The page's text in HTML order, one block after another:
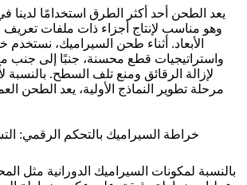
يعد الطحن أحد أكثر الطرق استخدامًا لدينا
وهو مناسب لإنتاج أجزاء ذات ملفات تعريف
الأبعاد. أثناء طحن السيراميك،
واستراتيجيات قطع محسنة، جنبًا إلى
لإزالة الرقائق ومنع تلف السطح. بالنسبة
مرحلة تطوير النماذج الأولية، يعد الطحن
خراطة السيراميك بالتحكم الرقمي:
بالنسبة لمكونات السيراميك الدورانية مثل